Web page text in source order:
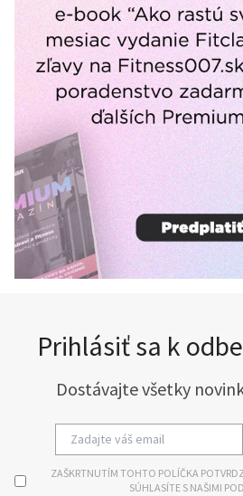
Prihlásiť sa k
Dostávajte všetky
ZAŠKRTNUTÍM TOHTO POLÍČKA
SÚHLASÍTE S NAŠIMI